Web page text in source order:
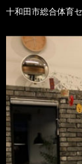
十和田市総合体育